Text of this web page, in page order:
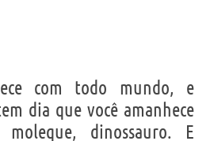
com todo mundo, e
dia que você amanhece
moleque, dinossauro. E